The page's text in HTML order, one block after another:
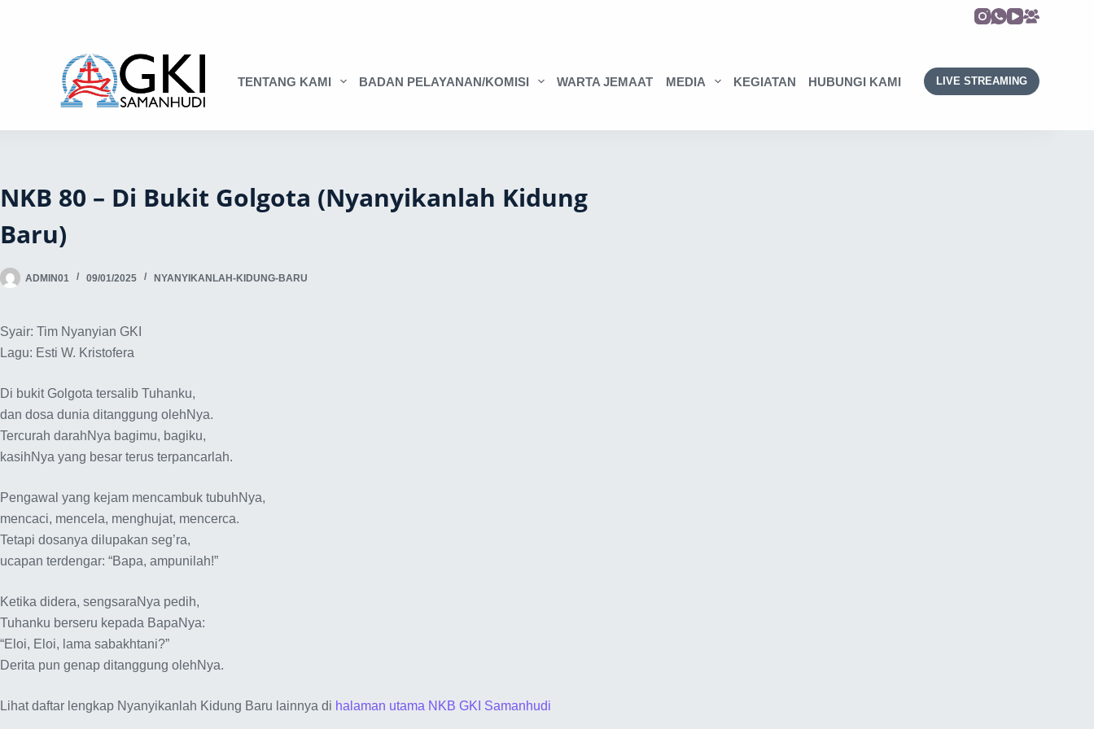
TENTANG KAMI BADAN PELAYANAN/KOMISI WARTA JEMAAT MEDIA KEGIATAN HUBUNGI KAMI LIVE STREAMING
NKB 80 – Di Bukit Golgota (Nyanyikanlah Kidung
Baru)
ADMIN01 09/01/2025 NYANYIKANLAH-KIDUNG-BARU
Syair: Tim Nyanyian GKI
Lagu: Esti W. Kristofera
Di bukit Golgota tersalib Tuhanku,
dan dosa dunia ditanggung olehNya.
Tercurah darahNya bagimu, bagiku,
kasihNya yang besar terus terpancarlah.
Pengawal yang kejam mencambuk tubuhNya,
mencaci, mencela, menghujat, mencerca.
Tetapi dosanya dilupakan seg’ra,
ucapan terdengar: “Bapa, ampunilah!”
Ketika didera, sengsaraNya pedih,
Tuhanku berseru kepada BapaNya:
“Eloi, Eloi, lama sabakhtani?”
Derita pun genap ditanggung olehNya.
Lihat daftar lengkap Nyanyikanlah Kidung Baru lainnya di halaman utama NKB GKI Samanhudi